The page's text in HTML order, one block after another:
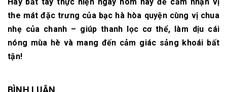
the mát đặc trưng của bạc hà hòa quyện cùng vị chua
nhẹ của chanh – giúp thanh lọc cơ thể, làm dịu cái
nóng mùa hè và mang đến cảm giác sảng khoái bất
tận!
BÌNH LUẬN